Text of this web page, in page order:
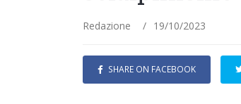
Redazione / 19/10/2023
SHARE ON FACEBOOK